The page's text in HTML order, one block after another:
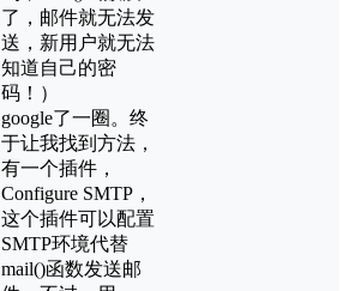
了，邮件就无法发
送，新用户就无法
知道自己的密
码！）
google了一圈。终
于让我找到方法，
有一个插件，
Configure SMTP，
这个插件可以配置
SMTP环境代替
mail()函数发送邮